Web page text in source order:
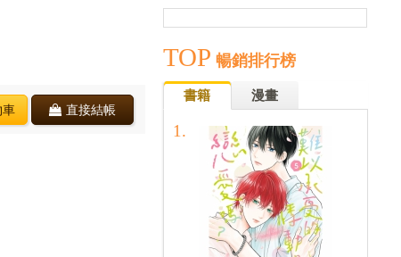
車 直接結帳
TOP 暢銷排行榜
書籍 漫畫